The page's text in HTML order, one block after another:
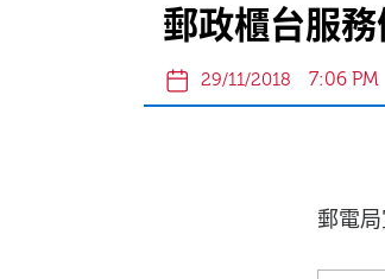
郵政櫃台服
29/11/2018 7:06 PM
郵電